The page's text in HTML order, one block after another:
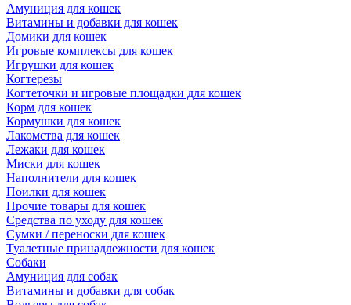
Амуниция для кошек
Витамины и добавки для кошек
Домики для кошек
Игровые комплексы для кошек
Игрушки для кошек
Когтерезы
Когтеточки и игровые площадки для кошек
Корм для кошек
Кормушки для кошек
Лакомства для кошек
Лежаки для кошек
Миски для кошек
Наполнители для кошек
Поилки для кошек
Прочие товары для кошек
Средства по уходу для кошек
Сумки / переноски для кошек
Туалетные принадлежности для кошек
Собаки
Амуниция для собак
Витамины и добавки для собак